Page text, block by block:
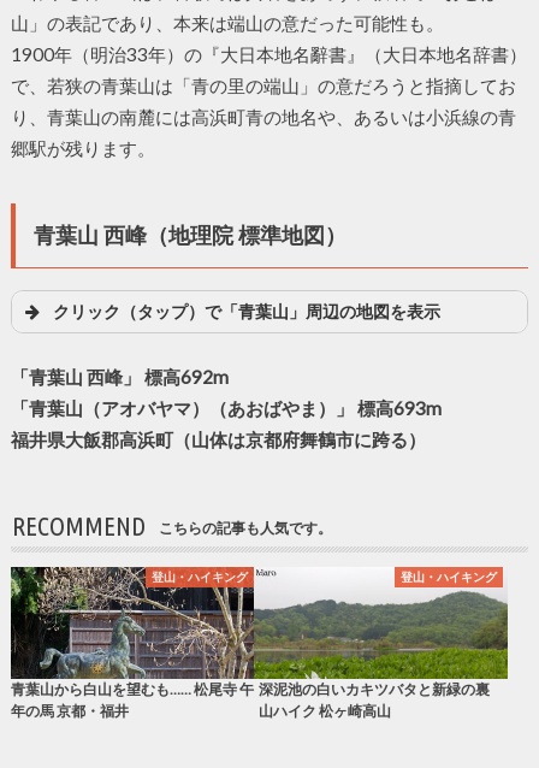
山」の表記であり、本来は端山の意だった可能性も。
1900年（明治33年）の『大日本地名辭書』（大日本地名辞書）
で、若狭の青葉山は「青の里の端山」の意だろうと指摘してお
り、青葉山の南麓には高浜町青の地名や、あるいは小浜線の青
郷駅が残ります。
青葉山 西峰（地理院 標準地図）
クリック（タップ）で「青葉山」周辺の地図を表示
「青葉山 西峰」 標高692m
「青葉山（アオバヤマ）（あおばやま）」 標高693m
福井県大飯郡高浜町（山体は京都府舞鶴市に跨る）
RECOMMEND こちらの記事も人気です。
登山・ハイキング
青葉山から白山を望むも…… 松尾寺 午
年の馬 京都・福井
登山・ハイキング
深泥池の白いカキツバタと新緑の裏
山ハイク 松ヶ崎高山